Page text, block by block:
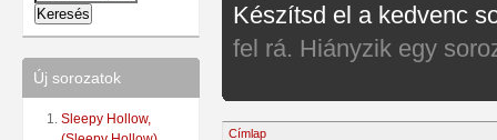
Új sorozatok
Sleepy Hollow,
Készítsd el a kedvenc
fel rá. Hiányzik egy
Címlap